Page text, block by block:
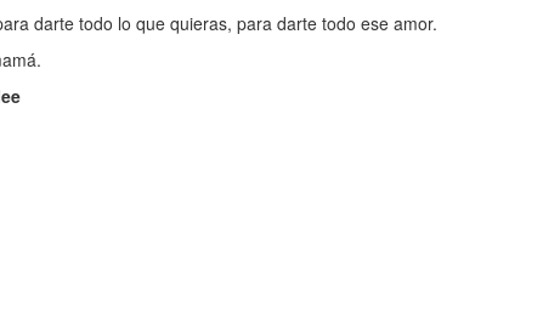
darte todo lo que quieras, para darte todo ese amor.